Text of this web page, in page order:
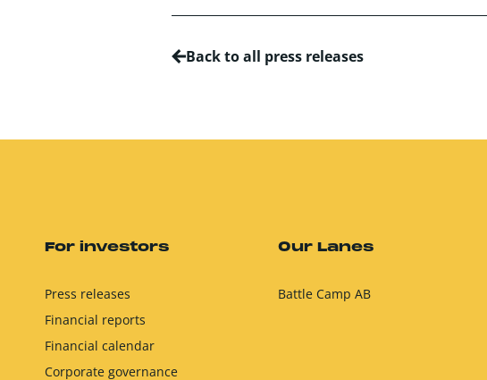
Back to all press releases
For investors
Press releases
Financial reports
Financial calendar
Corporate governance
Our Lanes
Battle Camp AB